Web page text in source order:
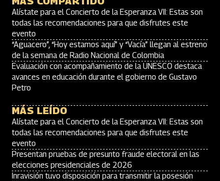
Alístate para el Concierto de la Esperanza VII: Estas son
todas las recomendaciones para que disfrutes este
evento
“Aguacero”, “Hoy estamos aquí” y “Vacía” llegan al estreno
de la semana de Radio Nacional de Colombia
Evaluación con acompañamiento de la UNESCO destaca
avances en educación durante el gobierno de Gustavo
Petro
MÁS LEÍDO
Alístate para el Concierto de la Esperanza VII: Estas son
todas las recomendaciones para que disfrutes este
evento
Presentan pruebas de presunto fraude electoral en las
elecciones presidenciales de 2026
Inravisión tuvo disposición para transmitir la posesión